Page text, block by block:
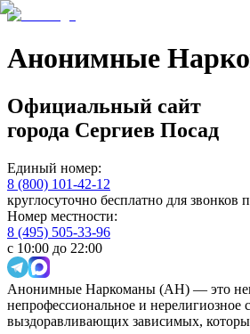
Анонимные
Официальный сайт
города Сергиев Посад
Единый номер:
8 (800) 101-42-12
круглосуточно бесплатно для звонков
Номер местности:
8 (495) 505-33-96
с 10:00 до 22:00
Анонимные Наркоманы (АН) — это
непрофессиональное и нерелигиозное
выздоравливающих зависимых,